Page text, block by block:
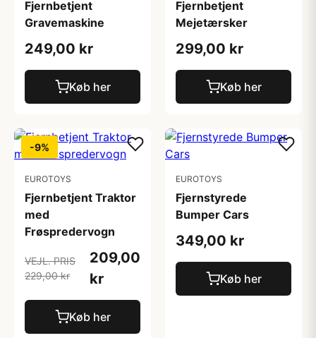
Fjernbetjent
Gravemaskine
249,00 kr
Køb her
Fjernbetjent
Mejetærsker
299,00 kr
Køb her
-9%
EUROTOYS
Fjernbetjent Traktor
med
Frøspredervogn
VEJL. PRIS
229,00 kr
209,00
kr
Køb her
EUROTOYS
Fjernstyrede
Bumper Cars
349,00 kr
Køb her